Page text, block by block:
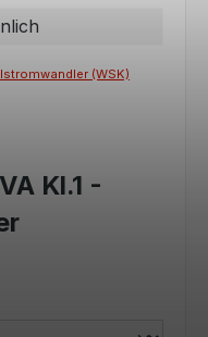
(WSK)
Kl.1 -